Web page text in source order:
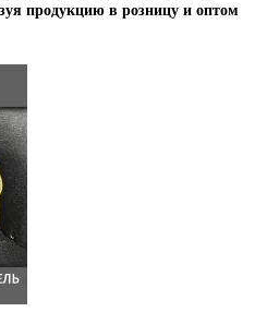
продукцию в розницу и оптом